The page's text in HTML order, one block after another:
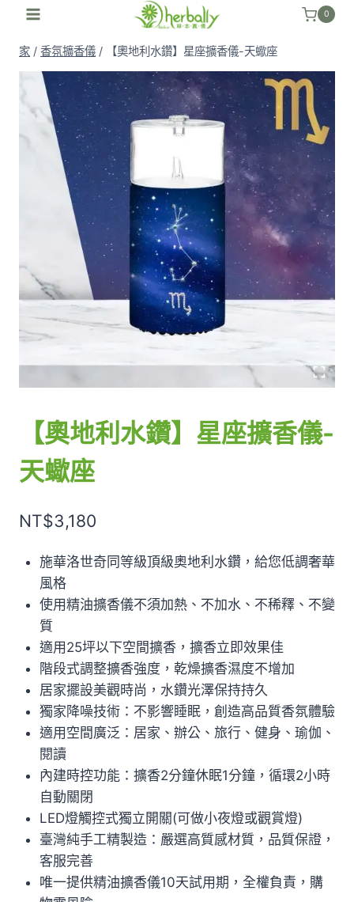
0
家 / 香氛擴香儀 / 【奧地利水鑽】星座擴香儀-天蠍座
【奧地利水鑽】星座擴香儀-
天蠍座
NT$3,180
施華洛世奇同等級頂級奧地利水鑽，給您低調奢華
風格
使用精油擴香儀不須加熱、不加水、不稀釋、不變
質
適用25坪以下空間擴香，擴香立即效果佳
階段式調整擴香強度，乾燥擴香濕度不增加
居家擺設美觀時尚，水鑽光澤保持持久
獨家降噪技術：不影響睡眠，創造高品質香氛體驗
適用空間廣泛：居家、辦公、旅行、健身、瑜伽、
閱讀
內建時控功能：擴香2分鐘休眠1分鐘，循環2小時
自動關閉
LED燈觸控式獨立開關(可做小夜燈或觀賞燈)
臺灣純手工精製造：嚴選高質感材質，品質保證，
客服完善
唯一提供精油擴香儀10天試用期，全權負責，購